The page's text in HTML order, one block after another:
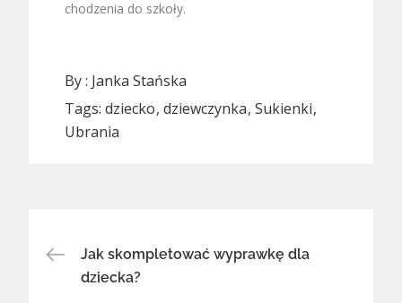
chodzenia do szkoły.
By : Janka Stańska
Tags:dziecko dziewczynka Sukienki
Ubrania
Nawigacja
wpisu
Jak skompletować wyprawkę dla
dziecka?